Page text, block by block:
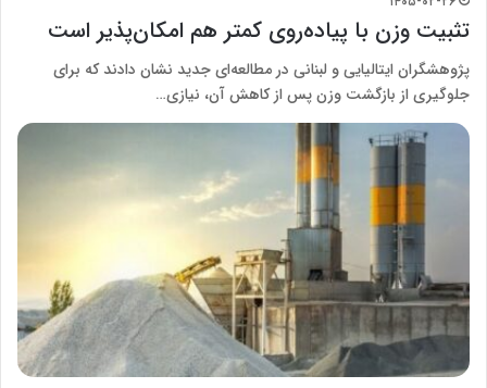
تثبیت وزن با پیاده‌روی کمتر هم امکان‌پذیر است
پژوهشگران ایتالیایی و لبنانی در مطالعه‌ای جدید نشان دادند که برای
جلوگیری از بازگشت وزن پس از کاهش آن، نیازی…